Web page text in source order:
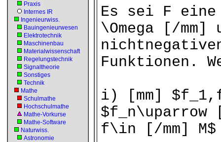
Praxis
Internes IR
Ingenieurwiss.
Bauingenieurwesen
Elektrotechnik
Maschinenbau
Materialwissenschaft
Regelungstechnik
Signaltheorie
Sonstiges
Technik
Mathe
Schulmathe
Hochschulmathe
Mathe-Vorkurse
Mathe-Software
Naturwiss.
Astronomie
Es sei F eine
\Omega [/mm]
Funktionen.
i) [mm]
$f_n\uparrow
f\in [/mm] M$